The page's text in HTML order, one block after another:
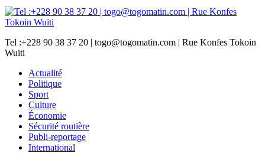
Tel :+228 90 38 37 20 | togo@togomatin.com | Rue Konfes Tokoin
Wuiti
Actualité
Politique
Sport
Culture
Économie
Sécurité routière
Publi-reportage
International